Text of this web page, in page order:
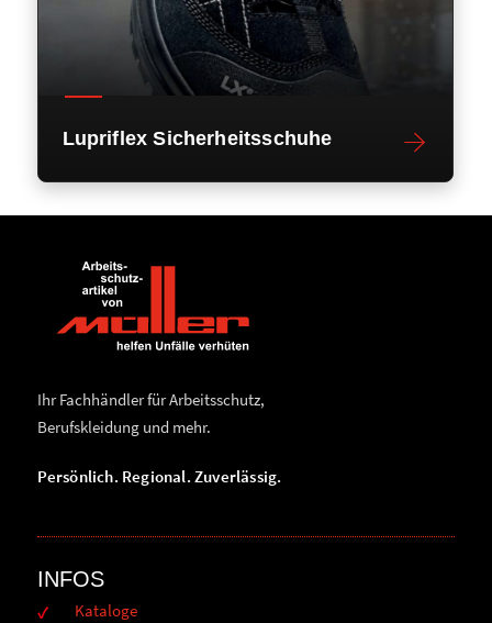
Lupriflex Sicherheitsschuhe
Ihr Fachhändler für Arbeitsschutz,
Berufskleidung und mehr.
Persönlich. Regional. Zuverlässig.
INFOS
Kataloge